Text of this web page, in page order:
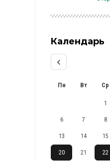
Календарь
Пн Вт Ср
1
6 7 8
13 14 15
20 21 22